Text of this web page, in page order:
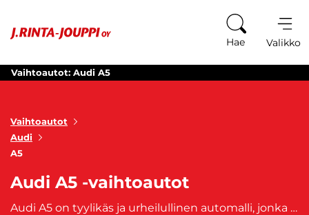
Hae Valikko
Vaihtoautot: Audi A5
Vaihtoautot
Audi
A5
Audi A5 -vaihtoautot
Audi A5 on tyylikäs ja urheilullinen automalli, jonka valmistus alkoi vuonna 2007. Audi A5:ssä yhdistyy elegantti muotoilu, korkealuokkaiset sisätilat ja voimakas suorituskyky. Audi A5-mallin hienostunut ulkonäkö ja laadukas sisustus tekevät siitä erottuvat vaihtoehdon. Audi A5 -vaihtoautot tarjoavat ylellisyyttä, tyylikkyyttä ja dynaamista ajonautintoa. Tutustu Audi A5 -vaihtoautojen valikoimaan ja löydä oma Audi A5, joka hehkuu luksusta ja tarjoaa tinkimätöntä suorituskykyä jokaisella matkalla.